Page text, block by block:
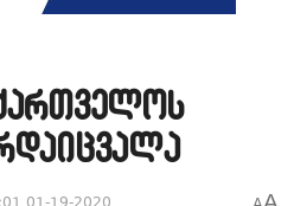
01-19-2020